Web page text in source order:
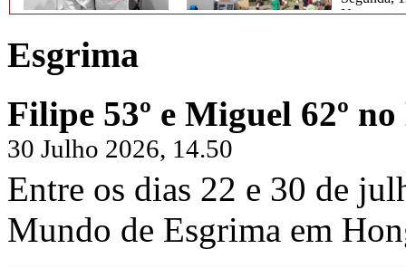
Na
Esgrima
Filipe 53º e Miguel 62º
30 Julho 2026, 14.50
Entre os dias 22 e 30 de
Mundo de Esgrima em